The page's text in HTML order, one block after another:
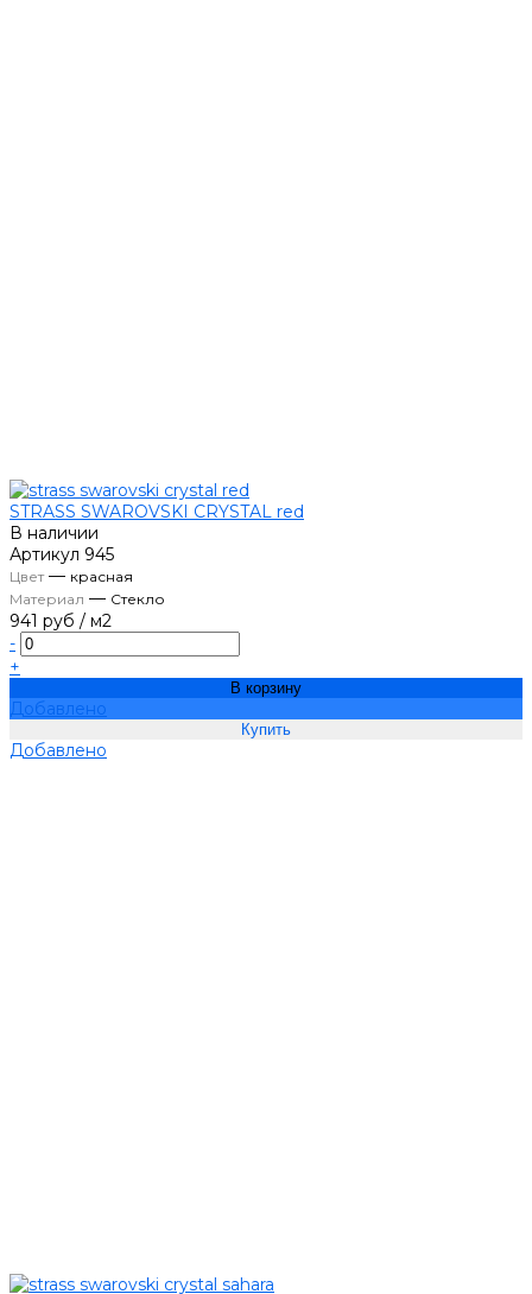
STRASS SWAROVSKI CRYSTAL red
В наличии
Артикул 945
Цвет— красная
Материал — Стекло
941 руб / м2
-
+
В корзину
Добавлено
Добавлено